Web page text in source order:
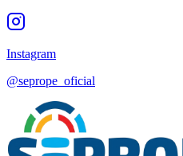
Instagram
@seprope_oficial